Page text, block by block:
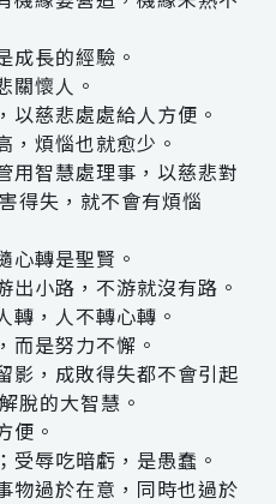
成長的經驗。
關懷人。
以慈悲處處給人方便。
，煩惱也就愈少。
用智慧處理事，以慈悲對
得失，就不會有煩惱
心轉是聖賢。
小路，不游就沒有路。
轉，人不轉心轉。
而是努力不懈。
影，成敗得失都不會引起
脫的大智慧。
便。
受辱吃暗虧，是愚蠢。
物過於在意，同時也過於